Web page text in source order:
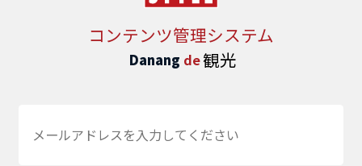
コンテンツ管理システム
Danang de観光